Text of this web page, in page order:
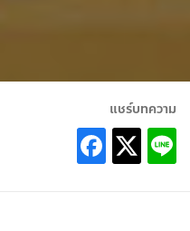
แชร์บทความ